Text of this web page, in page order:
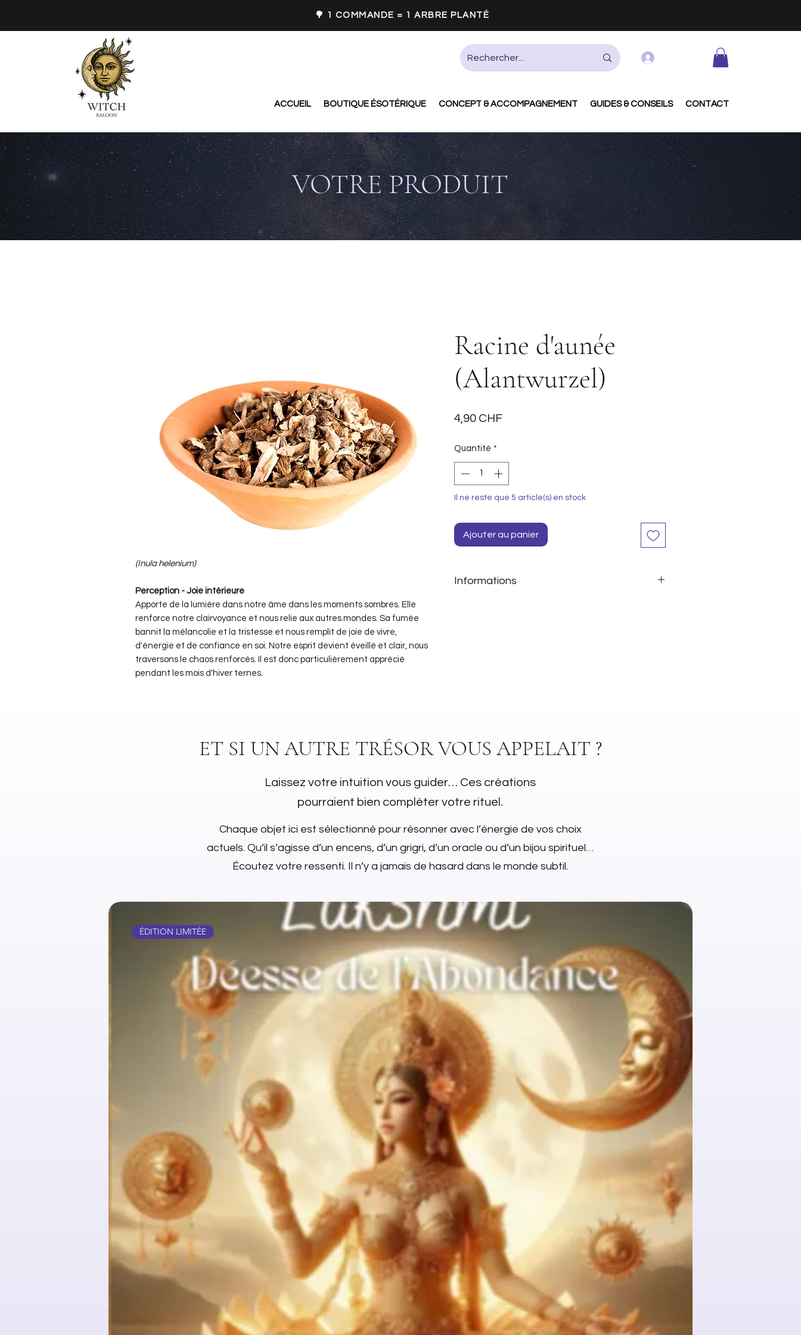
🌳 1 COMMANDE = 1 ARBRE PLANTÉ
Se connecter
ACCUEIL BOUTIQUE ÉSOTÉRIQUE CONCEPT & ACCOMPAGNEMENT GUIDES & CONSEILS CONTACT
VOTRE PRODUIT
(Inula helenium)
Perception - Joie intérieure
Apporte de la lumière dans notre âme dans les moments sombres. Elle
renforce notre clairvoyance et nous relie aux autres mondes. Sa fumée
bannit la mélancolie et la tristesse et nous remplit de joie de vivre,
d'énergie et de confiance en soi. Notre esprit devient éveillé et clair, nous
traversons le chaos renforcés. Il est donc particulièrement apprécié
pendant les mois d'hiver ternes.
Racine d'aunée
(Alantwurzel)
4,90 CHFPrix
Quantité *
Il ne reste que 5 article(s) en stock
Ajouter au panier
Informations
ET SI UN AUTRE TRÉSOR VOUS APPELAIT ?
Laissez votre intuition vous guider… Ces créations
pourraient bien compléter votre rituel.
Chaque objet ici est sélectionné pour résonner avec l’énergie de vos choix
actuels. Qu’il s’agisse d’un encens, d’un grigri, d’un oracle ou d’un bijou spirituel…
Écoutez votre ressenti. Il n’y a jamais de hasard dans le monde subtil.
ÉDITION LIMITÉE